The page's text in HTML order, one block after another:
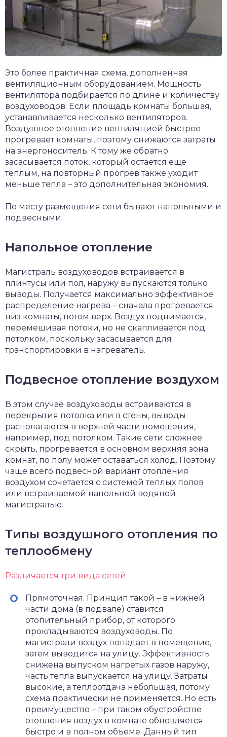
Это более практичная схема, дополненная
вентиляционным оборудованием. Мощность
вентилятора подбирается по длине и количеству
воздуховодов. Если площадь комнаты большая,
устанавливается несколько вентиляторов.
Воздушное отопление вентиляцией быстрее
прогревает комнаты, поэтому снижаются затраты
на энергоноситель. К тому же обратно
засасывается поток, который остается еще
теплым, на повторный прогрев также уходит
меньше тепла – это дополнительная экономия.
По месту размещения сети бывают напольными и
подвесными.
Напольное отопление
Магистраль воздуховодов встраивается в
плинтусы или пол, наружу выпускаются только
выводы. Получается максимально эффективное
распределение нагрева – сначала прогревается
низ комнаты, потом верх. Воздух поднимается,
перемешивая потоки, но не скапливается под
потолком, поскольку засасывается для
транспортировки в нагреватель.
Подвесное отопление воздухом
В этом случае воздуховоды встраиваются в
перекрытия потолка или в стены, выводы
располагаются в верхней части помещения,
например, под потолком. Такие сети сложнее
скрыть, прогревается в основном верхняя зона
комнат, по полу может оставаться холод. Поэтому
чаще всего подвесной вариант отопления
воздухом сочетается с системой теплых полов
или встраиваемой напольной водяной
магистралью.
Типы воздушного отопления по
теплообмену
Различается три вида сетей:
Прямоточная. Принцип такой – в нижней
части дома (в подвале) ставится
отопительный прибор, от которого
прокладываются воздуховоды. По
магистрали воздух попадает в помещение,
затем выводится на улицу. Эффективность
снижена выпуском нагретых газов наружу,
часть тепла выпускается на улицу. Затраты
высокие, а теплоотдача небольшая, потому
схема практически не применяется. Но есть
преимущество – при таком обустройстве
отопления воздух в комнате обновляется
быстро и в полном объеме. Данный тип